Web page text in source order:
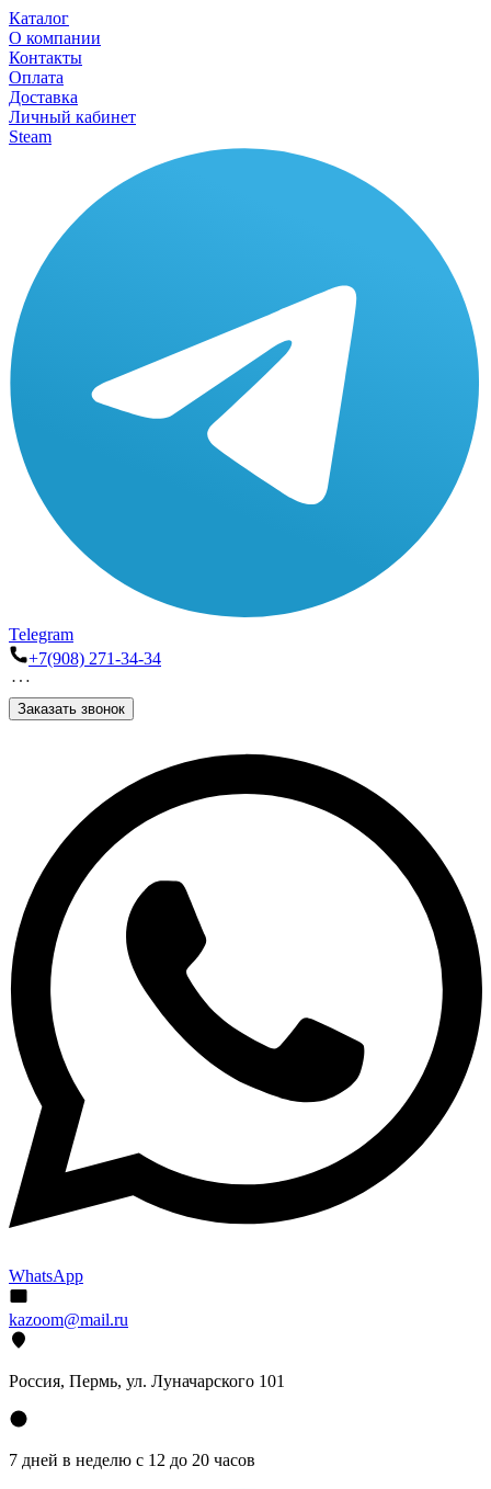
Каталог
О компании
Контакты
Оплата
Доставка
Личный кабинет
Steam
Telegram
+7(908) 271-34-34
Заказать звонок
WhatsApp
kazoom@mail.ru
Россия, Пермь, ул. Луначарского 101
7 дней в неделю с 12 до 20 часов